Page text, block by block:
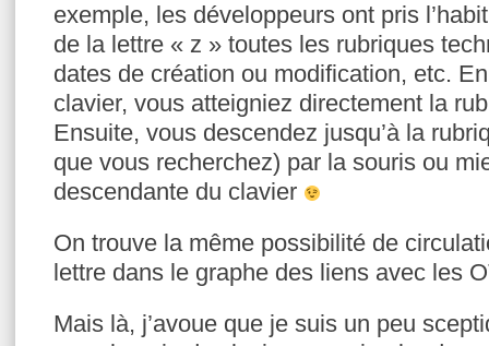
exemple, les développeurs ont pris
de la lettre « z » toutes les rubriques
dates de création ou modification, etc.
clavier, vous atteigniez directement la
Ensuite, vous descendez jusqu’à la
que vous recherchez) par la souris ou
descendante du clavier
On trouve la même possibilité de
lettre dans le graphe des liens avec les
Mais là, j’avoue que je suis un peu